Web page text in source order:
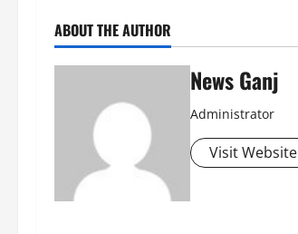
ABOUT THE AUTHOR
News Ganj
Administrator
Visit Website